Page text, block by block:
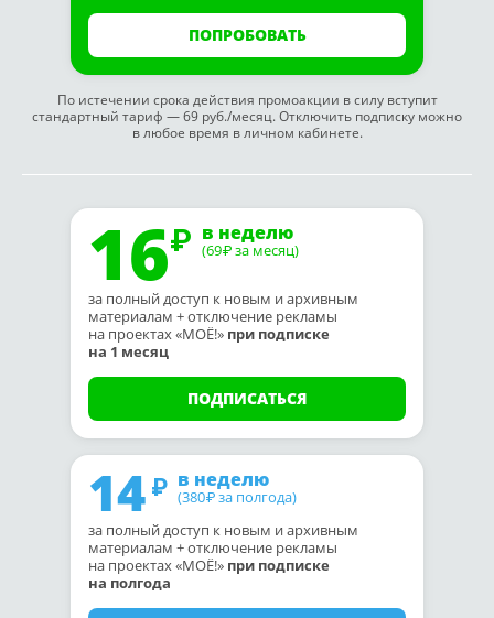
ПОПРОБОВАТЬ
По истечении срока действия промоакции в силу вступит
стандартный тариф — 69 руб./месяц. Отключить подписку можно
в любое время в личном кабинете.
16 в неделю
(69₽ за месяц)
за полный доступ к новым и архивным
материалам + отключение рекламы
на проектах «МОЁ!» при подписке
на 1 месяц
ПОДПИСАТЬСЯ
14 в неделю
(380₽ за полгода)
за полный доступ к новым и архивным
материалам + отключение рекламы
на проектах «МОЁ!» при подписке
на полгода